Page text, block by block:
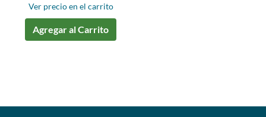
Ver precio en el carrito
Agregar al Carrito